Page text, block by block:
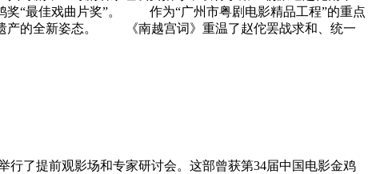
奖“最佳戏曲片奖”。 作为“广州市粤剧电影精品工程”的重点
遗产的全新姿态。 《南越宫词》重温了赵佗罢战求和、统一
观影场和专家研讨会。这部曾获第34届中国电影金鸡